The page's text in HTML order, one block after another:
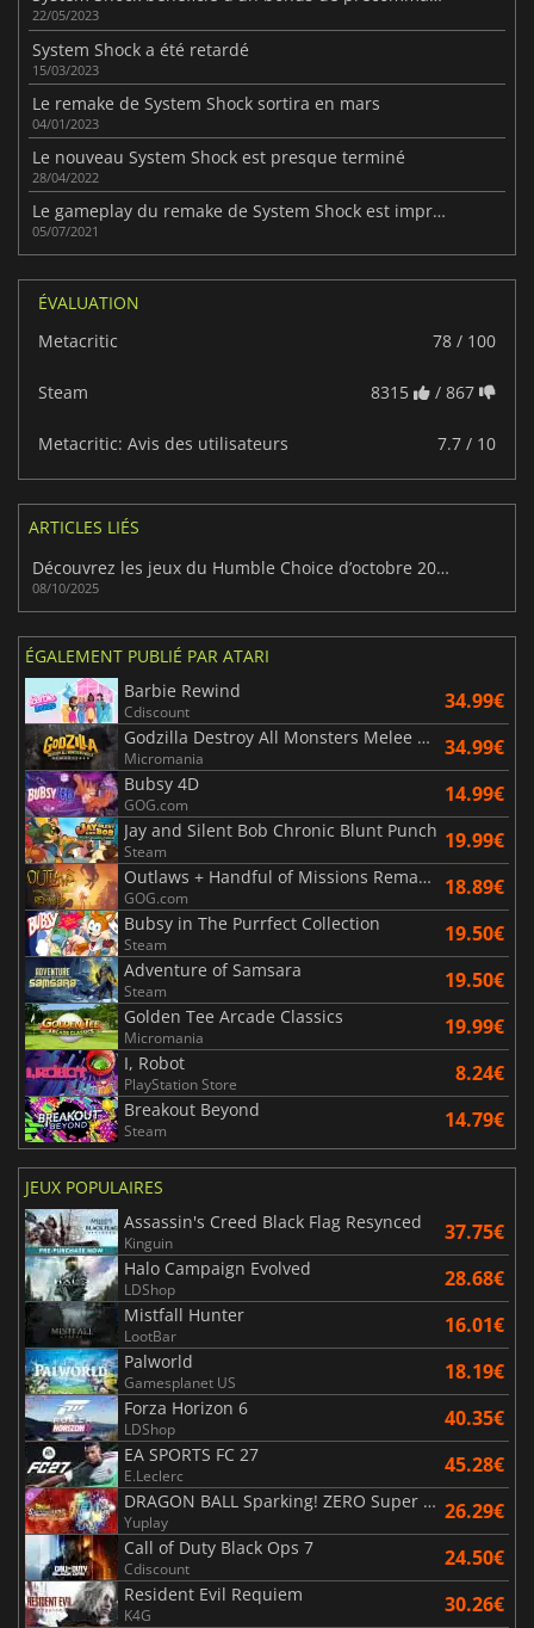
22/05/2023
System Shock a été retardé
15/03/2023
Le remake de System Shock sortira en mars
04/01/2023
Le nouveau System Shock est presque terminé
28/04/2022
Le gameplay du remake de System Shock est impressionnant.
05/07/2021
ÉVALUATION
Metacritic
78 / 100
Steam 8315 / 867
Metacritic: Avis des utilisateurs 7.7 / 10
ARTICLES LIÉS
Découvrez les jeux du Humble Choice d’octobre 2025
08/10/2025
ÉGALEMENT PUBLIÉ PAR ATARI
Barbie Rewind
Cdiscount 34.99€
Godzilla Destroy All Monsters Melee Remastered
Micromania 34.99€
Bubsy 4D
GOG.com 14.99€
Jay and Silent Bob Chronic Blunt Punch
Steam 19.99€
Outlaws + Handful of Missions Remaster
GOG.com 18.89€
Bubsy in The Purrfect Collection
Steam 19.50€
Adventure of Samsara
Steam 19.50€
Golden Tee Arcade Classics
Micromania 19.99€
I, Robot
PlayStation Store 8.24€
Breakout Beyond
Steam 14.79€
JEUX POPULAIRES
Assassin's Creed Black Flag Resynced
Kinguin 37.75€
Halo Campaign Evolved
LDShop 28.68€
Mistfall Hunter
LootBar 16.01€
Palworld
Gamesplanet US 18.19€
Forza Horizon 6
LDShop 40.35€
EA SPORTS FC 27
E.Leclerc 45.28€
DRAGON BALL Sparking! ZERO Super Limit Breaking NEO
Yuplay 26.29€
Call of Duty Black Ops 7
Cdiscount 24.50€
Resident Evil Requiem
K4G 30.26€